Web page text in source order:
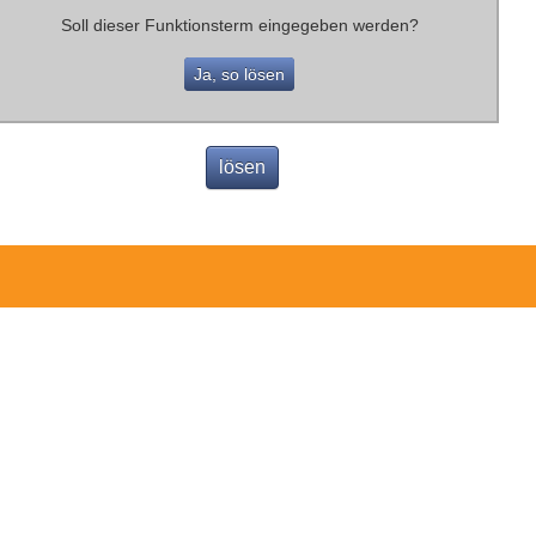
Soll dieser Funktionsterm eingegeben werden?
Ja, so lösen